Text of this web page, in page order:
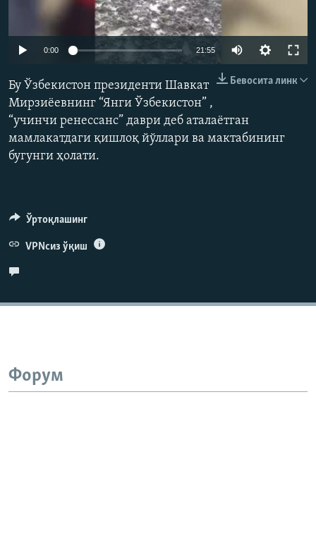
Auto 240p 480p
0:00 21:55
480p
Бевосита линк
Бу Ўзбекистон президенти Шавкат
Мирзиёевнинг “Янги Ўзбекистон” ,
“учинчи ренессанс” даври деб аталаётган
мамлакатдаги қишлоқ йўллари ва мактабининг
бугунги ҳолати.
Ўртоқлашинг
VPNсиз ўқиш
Форум